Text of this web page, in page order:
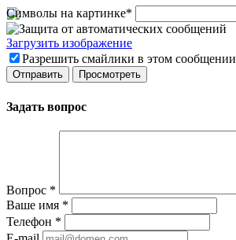
Символы на картинке*
Загрузить изображение
Разрешить смайлики в этом сообщении
Задать вопрос
Вопрос *
Ваше имя *
Телефон *